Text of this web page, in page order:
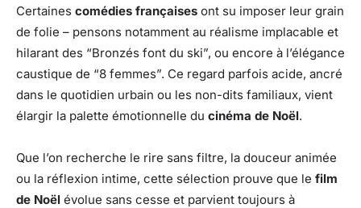
Certaines comédies françaises ont su imposer leur grain
de folie – pensons notamment au réalisme implacable et
hilarant des “Bronzés font du ski”, ou encore à l’élégance
caustique de “8 femmes”. Ce regard parfois acide, ancré
dans le quotidien urbain ou les non-dits familiaux, vient
élargir la palette émotionnelle du cinéma de Noël.
Que l’on recherche le rire sans filtre, la douceur animée
ou la réflexion intime, cette sélection prouve que le film
de Noël évolue sans cesse et parvient toujours à